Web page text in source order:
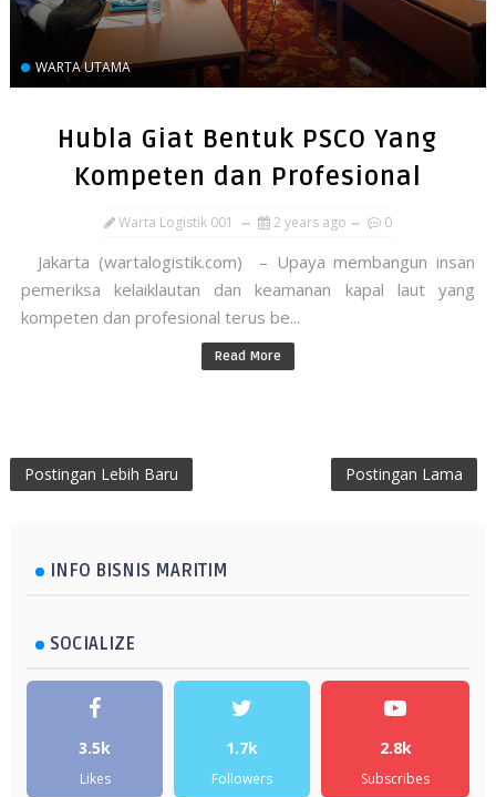
WARTA UTAMA
Hubla Giat Bentuk PSCO Yang
Kompeten dan Profesional
Warta Logistik 001 2 years ago 0
Jakarta (wartalogistik.com) – Upaya membangun insan
pemeriksa kelaiklautan dan keamanan kapal laut yang
kompeten dan profesional terus be...
Read More
Postingan Lebih Baru Postingan Lama
INFO BISNIS MARITIM
SOCIALIZE
3.5k
Likes
1.7k
Followers
2.8k
Subscribes